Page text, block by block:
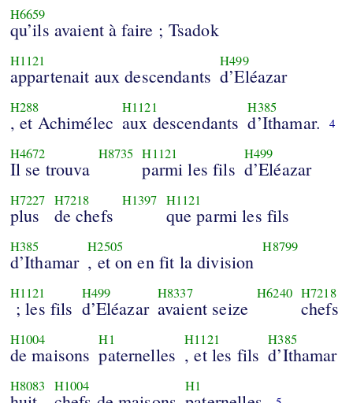
H6659
qu’ils avaient à faire ; Tsadok
H1121
appartenait aux descendants
H499
d’Eléazar
H288
, et Achimélec
H1121
aux descendants
H385
d’Ithamar. 4
H4672
Il se trouva
H8735 H1121
parmi les fils
H499
d’Eléazar
H7227
plus
H7218
de chefs
H1397 H1121
que parmi les fils
H385
d’Ithamar
H2505
, et on en fit la division
H8799
H1121
; les fils
H499
d’Eléazar
H8337
avaient seize
H6240 H7218
chefs
H1004
de maisons
H1
paternelles
H1121
, et les fils
H385
d’Ithamar
H8083 H1004 H1